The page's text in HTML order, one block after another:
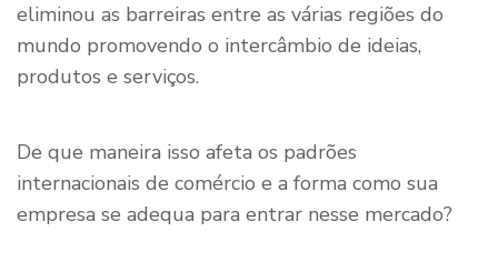
eliminou as barreiras entre as várias regiões do
mundo promovendo o intercâmbio de ideias,
produtos e serviços.
De que maneira isso afeta os padrões
internacionais de comércio e a forma como sua
empresa se adequa para entrar nesse mercado?